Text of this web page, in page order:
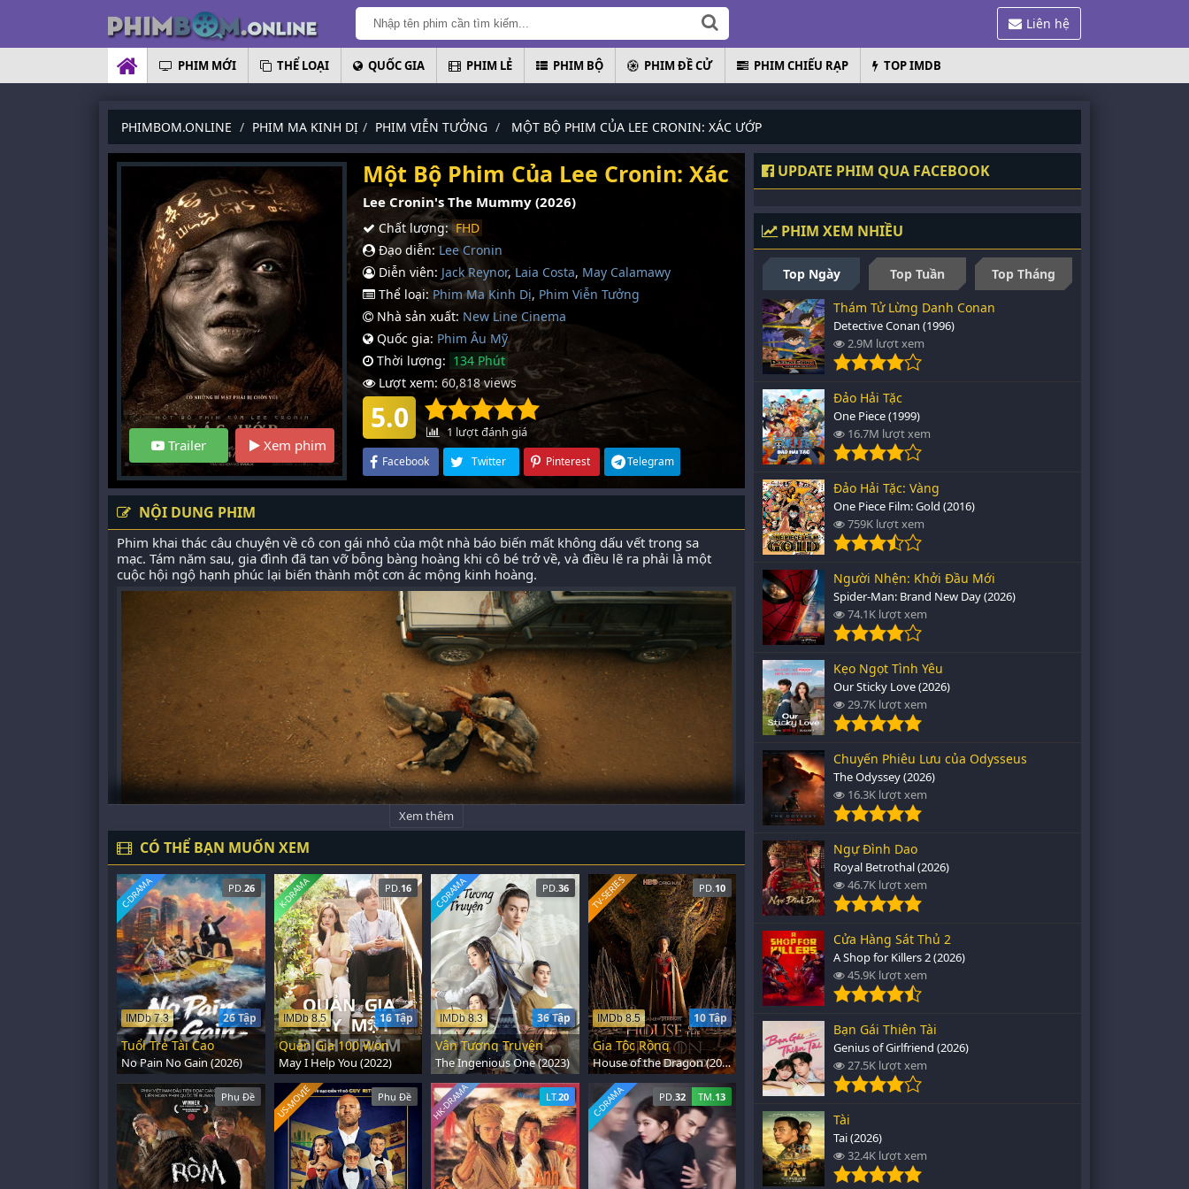
Liên hệ
PHIM MỚI THỂ LOẠI QUỐC GIA PHIM LẺ PHIM BỘ PHIM ĐỀ CỬ PHIM CHIẾU RẠP TOP IMDB
PHIMBOM.ONLINE PHIM MA KINH DỊ PHIM VIỄN TƯỞNG MỘT BỘ PHIM CỦA LEE CRONIN: XÁC ƯỚP
Trailer Xem phim
Một Bộ Phim Của Lee Cronin: Xác Ướp
Lee Cronin's The Mummy (2026)
Chất lượng: FHD
Đạo diễn: Lee Cronin
Diễn viên: Jack Reynor, Laia Costa, May Calamawy
Thể loại: Phim Ma Kinh Dị, Phim Viễn Tưởng
Nhà sản xuất: New Line Cinema
Quốc gia: Phim Âu Mỹ
Thời lượng: 134 Phút
Lượt xem: 60,818 views
5.0 1 lượt đánh giá
Facebook Twitter Pinterest Telegram
NỘI DUNG PHIM
Phim khai thác câu chuyện về cô con gái nhỏ của một nhà báo biến mất không dấu vết trong sa
mạc. Tám năm sau, gia đình đã tan vỡ bỗng bàng hoàng khi cô bé trở về, và điều lẽ ra phải là một
cuộc hội ngộ hạnh phúc lại biến thành một cơn ác mộng kinh hoàng.
Xem thêm
CÓ THỂ BẠN MUỐN XEM
PD. 26
26 Tập
IMDb 7.3
C-DRAMA
Tuổi Trẻ Tài Cao
No Pain No Gain (2026)
PD. 16
16 Tập
IMDb 8.5
K-DRAMA
Quản Gia 100 Won
May I Help You (2022)
PD. 36
36 Tập
IMDb 8.3
C-DRAMA
Vân Tương Truyện
The Ingenious One (2023)
PD. 10
10 Tập
IMDb 8.5
TV-SERIES
Gia Tộc Rồng
House of the Dragon (2022)
Phụ Đề Phụ Đề
US-MOVIE LT.20
HK-DRAMA PD. 32 TM. 13
C-DRAMA
UPDATE PHIM QUA FACEBOOK
PHIM XEM NHIỀU
Top Ngày Top Tuần
Top Tháng
Thám Tử Lừng Danh Conan
Detective Conan (1996)
2.9M lượt xem
Đảo Hải Tặc
One Piece (1999)
16.7M lượt xem
Đảo Hải Tặc: Vàng
One Piece Film: Gold (2016)
759K lượt xem
Người Nhện: Khởi Đầu Mới
Spider-Man: Brand New Day (2026)
74.1K lượt xem
Kẹo Ngọt Tình Yêu
Our Sticky Love (2026)
29.7K lượt xem
Chuyến Phiêu Lưu của Odysseus
The Odyssey (2026)
16.3K lượt xem
Ngự Đình Dao
Royal Betrothal (2026)
46.7K lượt xem
Cửa Hàng Sát Thủ 2
A Shop for Killers 2 (2026)
45.9K lượt xem
Bạn Gái Thiên Tài
Genius of Girlfriend (2026)
27.5K lượt xem
Tài
Tai (2026)
32.4K lượt xem